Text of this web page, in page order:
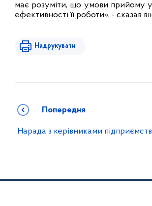
має розуміти, що умови прийому у
ефективності її роботи», - сказав
Надрукувати
Попередня
Нарада з керівниками підприємств